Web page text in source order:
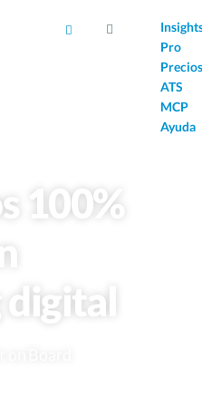
Pro
Precios
ATS
MCP
Ayuda
100%